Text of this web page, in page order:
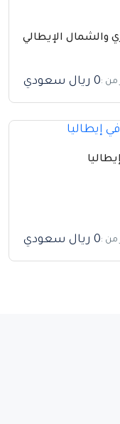
والشمال الإيطالي
من :0 ريال سعودي
من :0 ريال سعودي